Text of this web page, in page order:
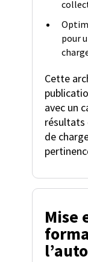
pour
Cette
avec un
résultats
de
Mise